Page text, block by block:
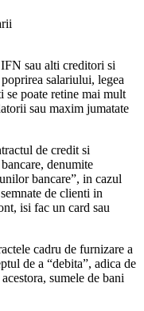
sau alti creditori si
salariului, legea
se poate retine mai mult
sau maxim jumatate
de credit si
denumite
bancare”, in cazul
de clienti in
isi fac un card sau
cadru de furnizare a
de a “debita”, adica de
sumele de bani